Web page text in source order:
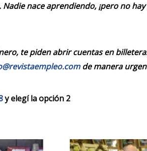
nace aprendiendo, ¡pero no
te piden abrir cuentas en
de manera
y elegí la opción 2